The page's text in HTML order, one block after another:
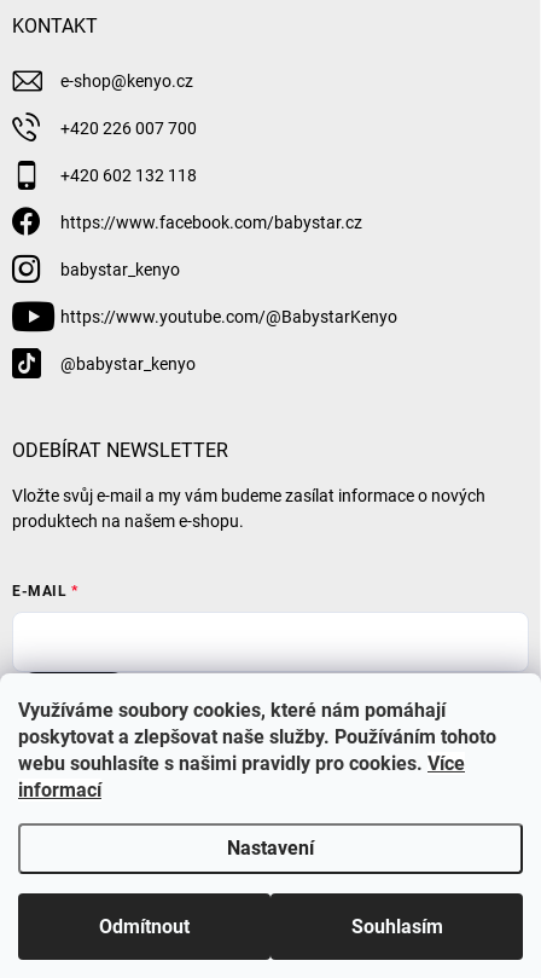
Využíváme soubory cookies, které nám pomáhají
poskytovat a zlepšovat naše služby. Používáním tohoto
webu souhlasíte s našimi pravidly pro cookies. Více
informací
Nastavení
Odmítnout Souhlasím
Využijte nyní slevu 10% se slevovým kódem BS210 a také
KONTAKT
e-shop@kenyo.cz
+420 226 007 700
+420 602 132 118
https://www.facebook.com/babystar.cz
babystar_kenyo
https://www.youtube.com/@BabystarKenyo
@babystar_kenyo
ODEBÍRAT NEWSLETTER
Vložte svůj e-mail a my vám budeme zasílat informace o nových
produktech na našem e-shopu.
E-MAIL
Copyright 2026BABYSTAR. Všechna práva vyhrazena.Upravit nastavení